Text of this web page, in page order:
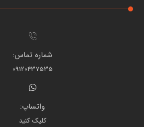
شماره تماس:
09120437535
واتساپ:
کلیک کنید